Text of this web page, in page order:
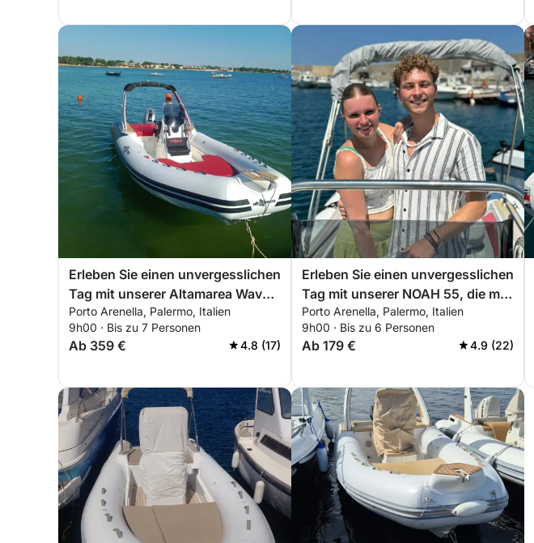
Erleben Sie einen unvergesslichen
Tag mit unserer Altamarea Wave
20, die mit allem ausgestattet ist,
was Sie für einen perfekten Tag
auf dem Boot benötigen!
Porto Arenella, Palermo, Italien
9h00 · Bis zu 7 Personen
Ab 359 € 4.8 (17)
Erleben Sie einen unvergesslichen
Tag mit unserer NOAH 55, die mit
allem ausgestattet ist, was Sie für
einen perfekten Tag auf dem Boot
benötigen!
Porto Arenella, Palermo, Italien
9h00 · Bis zu 6 Personen
Ab 179 € 4.9 (22)